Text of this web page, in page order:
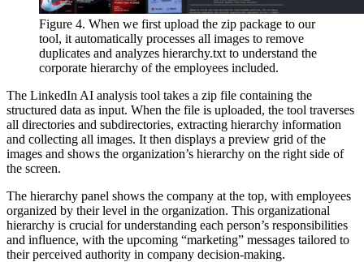
Figure 4. When we first upload the zip package to our
tool, it automatically processes all images to remove
duplicates and analyzes hierarchy.txt to understand the
corporate hierarchy of the employees included.
The LinkedIn AI analysis tool takes a zip file containing the
structured data as input. When the file is uploaded, the tool traverses
all directories and subdirectories, extracting hierarchy information
and collecting all images. It then displays a preview grid of the
images and shows the organization’s hierarchy on the right side of
the screen.
The hierarchy panel shows the company at the top, with employees
organized by their level in the organization. This organizational
hierarchy is crucial for understanding each person’s responsibilities
and influence, with the upcoming “marketing” messages tailored to
their perceived authority in company decision-making.